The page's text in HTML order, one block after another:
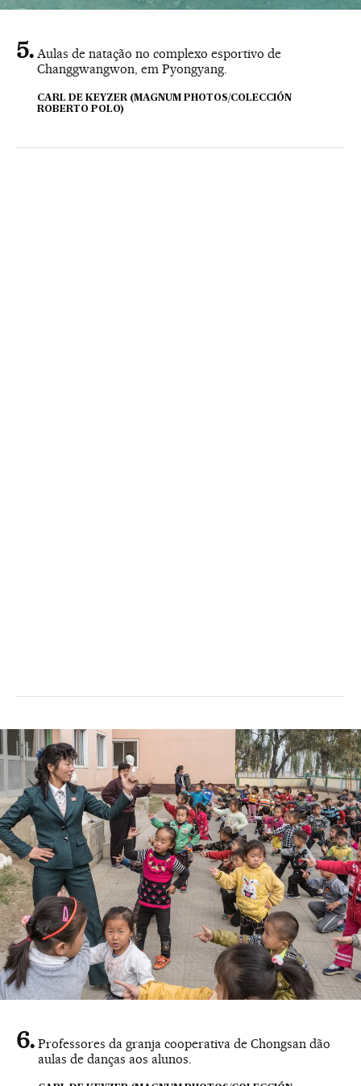
Aulas de natação no complexo esportivo de
Changgwangwon, em Pyongyang.
CARL DE KEYZER (MAGNUM PHOTOS/COLECCIÓN
ROBERTO POLO)
Professores da granja cooperativa de Chongsan dão
aulas de danças aos alunos.